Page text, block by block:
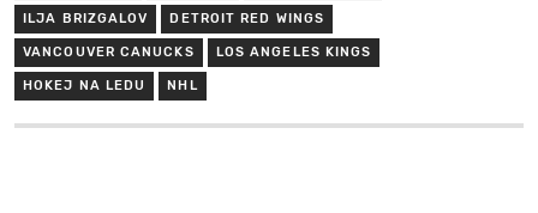
ILJA BRIZGALOV DETROIT RED WINGS
VANCOUVER CANUCKS LOS ANGELES KINGS
HOKEJ NA LEDU NHL